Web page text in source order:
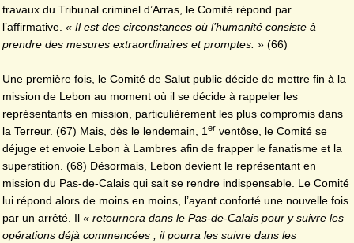
travaux du Tribunal criminel d’Arras, le Comité répond par
l’affirmative. « Il est des circonstances où l’humanité consiste à
prendre des mesures extraordinaires et promptes. » (66)
Une première fois, le Comité de Salut public décide de mettre fin à la
mission de Lebon au moment où il se décide à rappeler les
représentants en mission, particulièrement les plus compromis dans
la Terreur. (67) Mais, dès le lendemain, 1 er ventôse, le Comité se
déjuge et envoie Lebon à Lambres afin de frapper le fanatisme et la
superstition. (68) Désormais, Lebon devient le représentant en
mission du Pas-de-Calais qui sait se rendre indispensable. Le Comité
lui répond alors de moins en moins, l’ayant conforté une nouvelle fois
par un arrêté. Il « retournera dans le Pas-de-Calais pour y suivre les
opérations déjà commencées ; il pourra les suivre dans les